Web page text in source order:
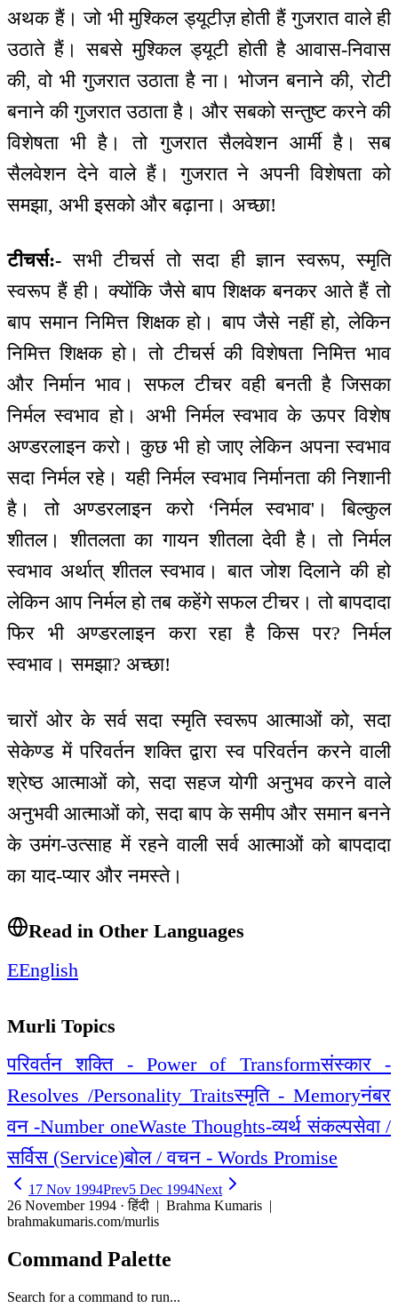
अथक हैं। जो भी मुश्किल ड्यूटीज़ होती हैं गुजरात वाले ही
उठाते हैं। सबसे मुश्किल ड्यूटी होती है आवास-निवास
की, वो भी गुजरात उठाता है ना। भोजन बनाने की, रोटी
बनाने की गुजरात उठाता है। और सबको सन्तुष्ट करने की
विशेषता भी है। तो गुजरात सैलवेशन आर्मी है। सब
सैलवेशन देने वाले हैं। गुजरात ने अपनी विशेषता को
समझा, अभी इसको और बढ़ाना। अच्छा!
टीचर्स:- सभी टीचर्स तो सदा ही ज्ञान स्वरूप, स्मृति
स्वरूप हैं ही। क्योंकि जैसे बाप शिक्षक बनकर आते हैं तो
बाप समान निमित्त शिक्षक हो। बाप जैसे नहीं हो, लेकिन
निमित्त शिक्षक हो। तो टीचर्स की विशेषता निमित्त भाव
और निर्मान भाव। सफल टीचर वही बनती है जिसका
निर्मल स्वभाव हो। अभी निर्मल स्वभाव के ऊपर विशेष
अण्डरलाइन करो। कुछ भी हो जाए लेकिन अपना स्वभाव
सदा निर्मल रहे। यही निर्मल स्वभाव निर्मानता की निशानी
है। तो अण्डरलाइन करो ‘निर्मल स्वभाव'। बिल्कुल
शीतल। शीतलता का गायन शीतला देवी है। तो निर्मल
स्वभाव अर्थात् शीतल स्वभाव। बात जोश दिलाने की हो
लेकिन आप निर्मल हो तब कहेंगे सफल टीचर। तो बापदादा
फिर भी अण्डरलाइन करा रहा है किस पर? निर्मल
स्वभाव। समझा? अच्छा!
चारों ओर के सर्व सदा स्मृति स्वरूप आत्माओं को, सदा
सेकेण्ड में परिवर्तन शक्ति द्वारा स्व परिवर्तन करने वाली
श्रेष्ठ आत्माओं को, सदा सहज योगी अनुभव करने वाले
अनुभवी आत्माओं को, सदा बाप के समीप और समान बनने
के उमंग-उत्साह में रहने वाली सर्व आत्माओं को बापदादा
का याद-प्यार और नमस्ते।
Read in Other Languages
EEnglish
Murli Topics
परिवर्तन शक्ति - Power of Transformसंस्कार -
Resolves /Personality Traitsस्मृति - Memoryनंबर
वन -Number oneWaste Thoughts-व्यर्थ संकल्पसेवा /
सर्विस (Service)बोल / वचन - Words Promise
17 Nov 1994Prev5 Dec 1994Next
26 November 1994 · हिंदी | Brahma Kumaris |
brahmakumaris.com/murlis
Command Palette
Search for a command to run...